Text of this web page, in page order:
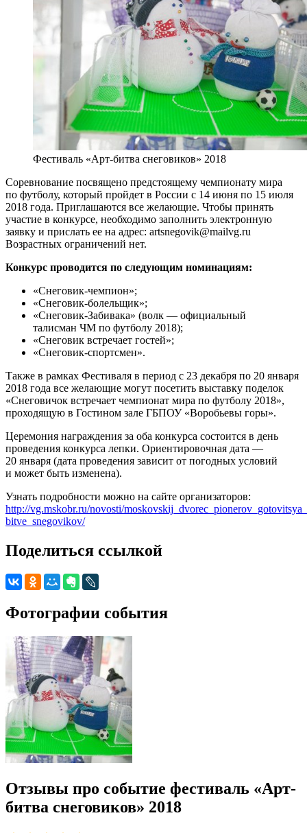
Фестиваль «Арт-битва снеговиков» 2018
Соревнование посвящено предстоящему чемпионату мира
по футболу, который пройдет в России с 14 июня по 15 июля
2018 года. Приглашаются все желающие. Чтобы принять
участие в конкурсе, необходимо заполнить электронную
заявку и прислать ее на адрес: artsnegovik@mailvg.ru
Возрастных ограничений нет.
Конкурс проводится по следующим номинациям:
«Снеговик-чемпион»;
«Снеговик-болельщик»;
«Снеговик-Забивака» (волк — официальный
талисман ЧМ по футболу 2018);
«Снеговик встречает гостей»;
«Снеговик-спортсмен».
Также в рамках Фестиваля в период с 23 декабря по 20 января
2018 года все желающие могут посетить выставку поделок
«Снеговичок встречает чемпионат мира по футболу 2018»,
проходящую в Гостином зале ГБПОУ «Воробьевы горы».
Церемония награждения за оба конкурса состоится в день
проведения конкурса лепки. Ориентировочная дата —
20 января (дата проведения зависит от погодных условий
и может быть изменена).
Узнать подробности можно на сайте организаторов:
http://vg.mskobr.ru/novosti/
bitve_snegovikov/
Поделиться ссылкой
Фотографии события
Отзывы про событие фестиваль «Арт-
битва снеговиков» 2018